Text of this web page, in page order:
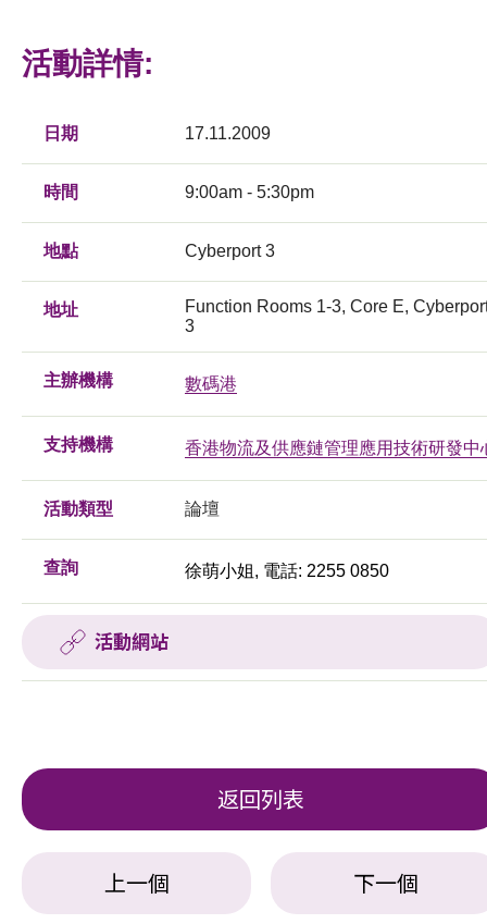
會籍
活動詳情:
日期 17.11.2009
時間 9:00am - 5:30pm
地點 Cyberport 3
地址
Function Rooms 1-3, Core E,
3
主辦機構 數碼港
支持機構 香港物流及供應鏈管理應用技術研發中
活動類型 論壇
查詢 徐萌小姐, 電話: 2255 0850
活動網站
返回列表
上一個 下一個